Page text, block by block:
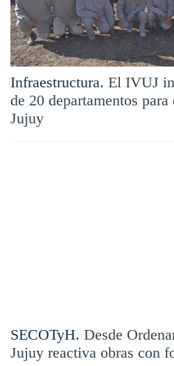
Infraestructura. El IVUJ
de 20 departamentos
Jujuy
SECOTyH. Desde
Jujuy reactiva obras con